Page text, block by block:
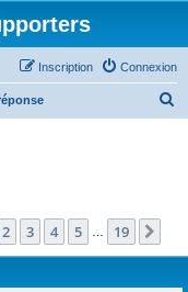
Connexion
Inscription
c
1sur19
2 3 4 5 19